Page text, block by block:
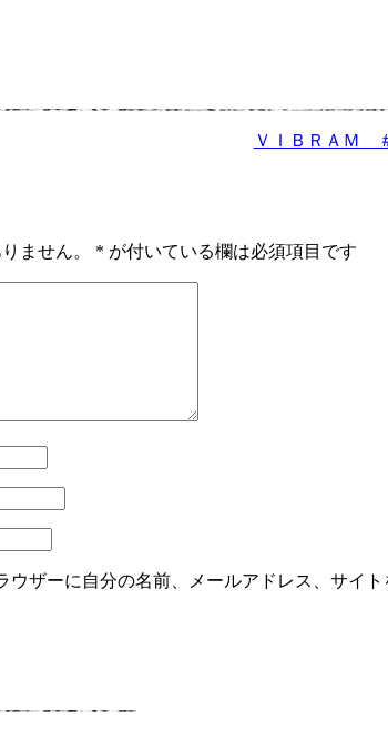
ＶＩＢＲＡＭ
ません。 * が付いている欄は必須項目です
ウザーに自分の名前、メールアドレス、サイト